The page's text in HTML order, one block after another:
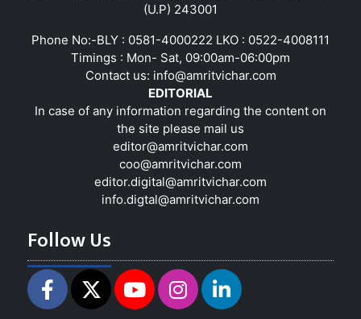
(U.P) 243001
Phone No:-BLY : 0581-4000222 LKO : 0522-4008111
Timings : Mon- Sat, 09:00am-06:00pm
Contact us: info@amritvichar.com
EDITORIAL
In case of any information regarding the content on
the site please mail us
editor@amritvichar.com
coo@amritvichar.com
editor.digital@amritvichar.com
info.digtal@amritvichar.com
Follow Us